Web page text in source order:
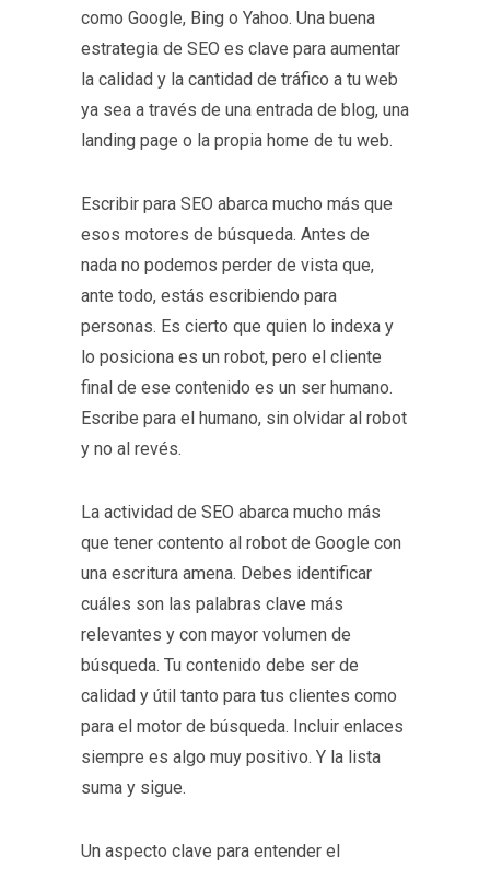
como Google, Bing o Yahoo. Una buena
estrategia de SEO es clave para aumentar
la calidad y la cantidad de tráfico a tu web
ya sea a través de una entrada de blog, una
landing page o la propia home de tu web.
Escribir para SEO abarca mucho más que
esos motores de búsqueda. Antes de
nada no podemos perder de vista que,
ante todo, estás escribiendo para
personas. Es cierto que quien lo indexa y
lo posiciona es un robot, pero el cliente
final de ese contenido es un ser humano.
Escribe para el humano, sin olvidar al robot
y no al revés.
La actividad de SEO abarca mucho más
que tener contento al robot de Google con
una escritura amena. Debes identificar
cuáles son las palabras clave más
relevantes y con mayor volumen de
búsqueda. Tu contenido debe ser de
calidad y útil tanto para tus clientes como
para el motor de búsqueda. Incluir enlaces
siempre es algo muy positivo. Y la lista
suma y sigue.
Un aspecto clave para entender el